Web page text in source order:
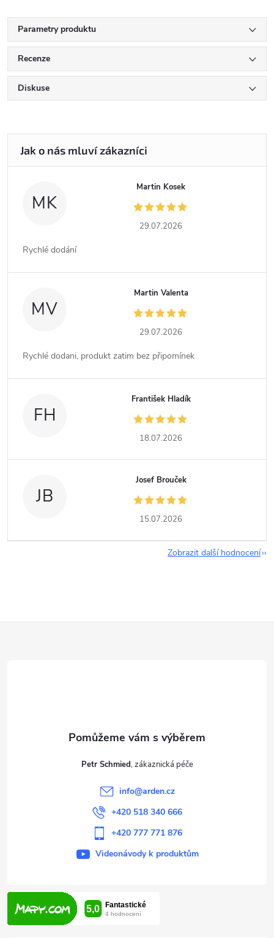
Parametry produktu
Recenze
Diskuse
MK
Martin Kosek
29.07.2026
Rychlé dodání
MV
Martin Valenta
29.07.2026
Rychlé dodani, produkt zatim bez připomínek
FH
František Hladík
18.07.2026
JB
Josef Brouček
15.07.2026
Zobrazit další hodnocení
Petr Schmied
info@arden.cz
+420 518 340 666
+420 777 771 876
Videonávody k produktům